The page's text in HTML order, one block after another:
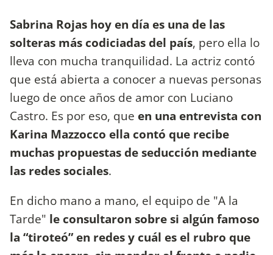
Sabrina Rojas hoy en día es una de las
solteras más codiciadas del país, pero ella lo
lleva con mucha tranquilidad. La actriz contó
que está abierta a conocer a nuevas personas
luego de once años de amor con Luciano
Castro. Es por eso, que en una entrevista con
Karina Mazzocco ella contó que recibe
muchas propuestas de seducción mediante
las redes sociales.
En dicho mano a mano, el equipo de "A la
Tarde" le consultaron sobre si algún famoso
la “tiroteó” en redes y cuál es el rubro que